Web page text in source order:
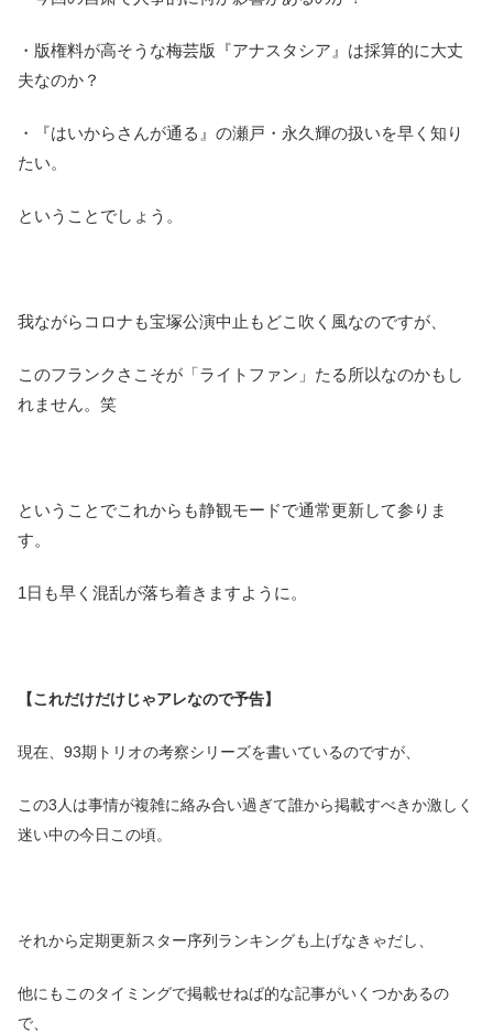
・版権料が高そうな梅芸版『アナスタシア』は採算的に大丈
夫なのか？
・『はいからさんが通る』の瀬戸・永久輝の扱いを早く知り
たい。
ということでしょう。
我ながらコロナも宝塚公演中止もどこ吹く風なのですが、
このフランクさこそが「ライトファン」たる所以なのかもし
れません。笑
ということでこれからも静観モードで通常更新して参りま
す。
1日も早く混乱が落ち着きますように。
【これだけだけじゃアレなので予告】
現在、93期トリオの考察シリーズを書いているのですが、
この3人は事情が複雑に絡み合い過ぎて誰から掲載すべきか激しく
迷い中の今日この頃。
それから定期更新スター序列ランキングも上げなきゃだし、
他にもこのタイミングで掲載せねば的な記事がいくつかあるの
で、